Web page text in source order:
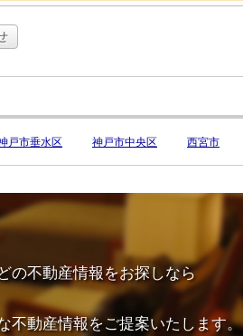
戸市垂水区 神戸市中央区 西宮市
の不動産情報をお探しなら
不動産情報をご提案いたします。